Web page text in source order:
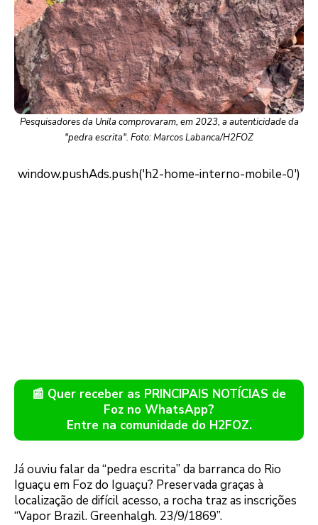
Pesquisadores da Unila comprovaram, em 2023, a autenticidade da
"pedra escrita". Foto: Marcos Labanca/H2FOZ
📰 Quer receber as PRINCIPAIS NOTÍCIAS de
Foz no WhatsApp?
Entre na comunidade do H2FOZ.
Já ouviu falar da “pedra escrita” da barranca do Rio
Iguaçu em Foz do Iguaçu? Preservada graças à
localização de difícil acesso, a rocha traz as inscrições
“Vapor Brazil. Greenhalgh. 23/9/1869”.